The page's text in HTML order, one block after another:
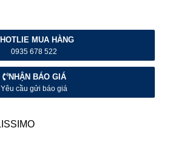
HOTLIE MUA HÀNG
0935 678 522
NHẬN BÁO GIÁ
Yêu cầu gửi báo giá